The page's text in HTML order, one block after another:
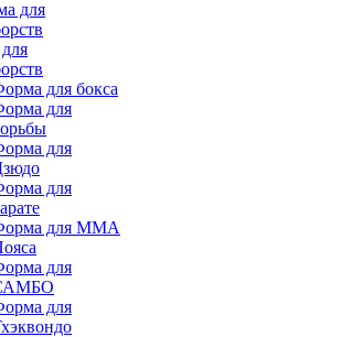
для бокса
для
для
для
для MMA
для
для